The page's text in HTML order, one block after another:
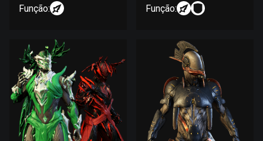
Função: Função: